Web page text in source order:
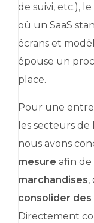
de suivi, etc.),
où un SaaS
écrans et
épouse un
place.
Pour une
les secteurs de
nous avons
mesure afin de
marchandises,
consolider
Directement